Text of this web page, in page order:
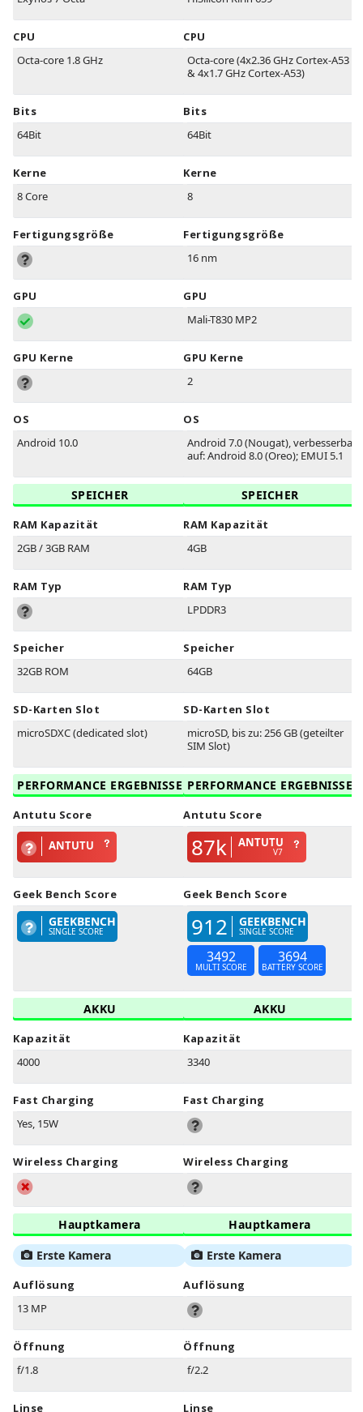
CPU
Octa-core 1.8 GHz
Bits
64Bit
Kerne
8 Core
Fertigungsgröße
GPU
GPU Kerne
OS
Android 10.0
SPEICHER
RAM Kapazität
2GB / 3GB RAM
RAM Typ
Speicher
32GB ROM
SD-Karten Slot
microSDXC (dedicated slot)
PERFORMANCE ERGEBNISSE
Antutu Score
ANTUTU
Geek Bench Score
GEEKBENCH
SINGLE SCORE
AKKU
Kapazität
4000
Fast Charging
Yes, 15W
Wireless Charging
Hauptkamera
Erste Kamera
Auflösung
13 MP
Öffnung
f/1.8
Linse
CPU
Octa-core (4x2.36 GHz Cortex-A53
& 4x1.7 GHz Cortex-A53)
Bits
64Bit
Kerne
8
Fertigungsgröße
16 nm
GPU
Mali-T830 MP2
GPU Kerne
2
OS
Android 7.0 (Nougat), verbesserbar
auf: Android 8.0 (Oreo); EMUI 5.1
SPEICHER
RAM Kapazität
4GB
RAM Typ
LPDDR3
Speicher
64GB
SD-Karten Slot
microSD, bis zu: 256 GB (geteilter
SIM Slot)
PERFORMANCE ERGEBNISSE
Antutu Score
87k ANTUTU
V7
Geek Bench Score
912 GEEKBENCH
SINGLE SCORE
3492
MULTI SCORE
3694
BATTERY SCORE
AKKU
Kapazität
3340
Fast Charging
Wireless Charging
Hauptkamera
Erste Kamera
Auflösung
Öffnung
f/2.2
Linse